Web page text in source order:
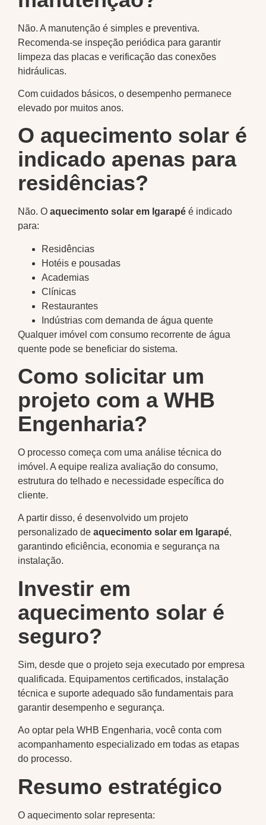
Não. A manutenção é simples e preventiva.
Recomenda-se inspeção periódica para garantir
limpeza das placas e verificação das conexões
hidráulicas.
Com cuidados básicos, o desempenho permanece
elevado por muitos anos.
O aquecimento solar é
indicado apenas para
residências?
Não. O aquecimento solar em Igarapé é indicado
para:
Residências
Hotéis e pousadas
Academias
Clínicas
Restaurantes
Indústrias com demanda de água quente
Qualquer imóvel com consumo recorrente de água
quente pode se beneficiar do sistema.
Como solicitar um
projeto com a WHB
Engenharia?
O processo começa com uma análise técnica do
imóvel. A equipe realiza avaliação do consumo,
estrutura do telhado e necessidade específica do
cliente.
A partir disso, é desenvolvido um projeto
personalizado de aquecimento solar em Igarapé,
garantindo eficiência, economia e segurança na
instalação.
Investir em
aquecimento solar é
seguro?
Sim, desde que o projeto seja executado por empresa
qualificada. Equipamentos certificados, instalação
técnica e suporte adequado são fundamentais para
garantir desempenho e segurança.
Ao optar pela WHB Engenharia, você conta com
acompanhamento especializado em todas as etapas
do processo.
Resumo estratégico
O aquecimento solar representa: